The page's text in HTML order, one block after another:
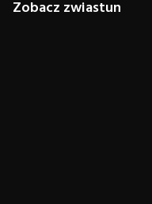
Zobacz zwiastun